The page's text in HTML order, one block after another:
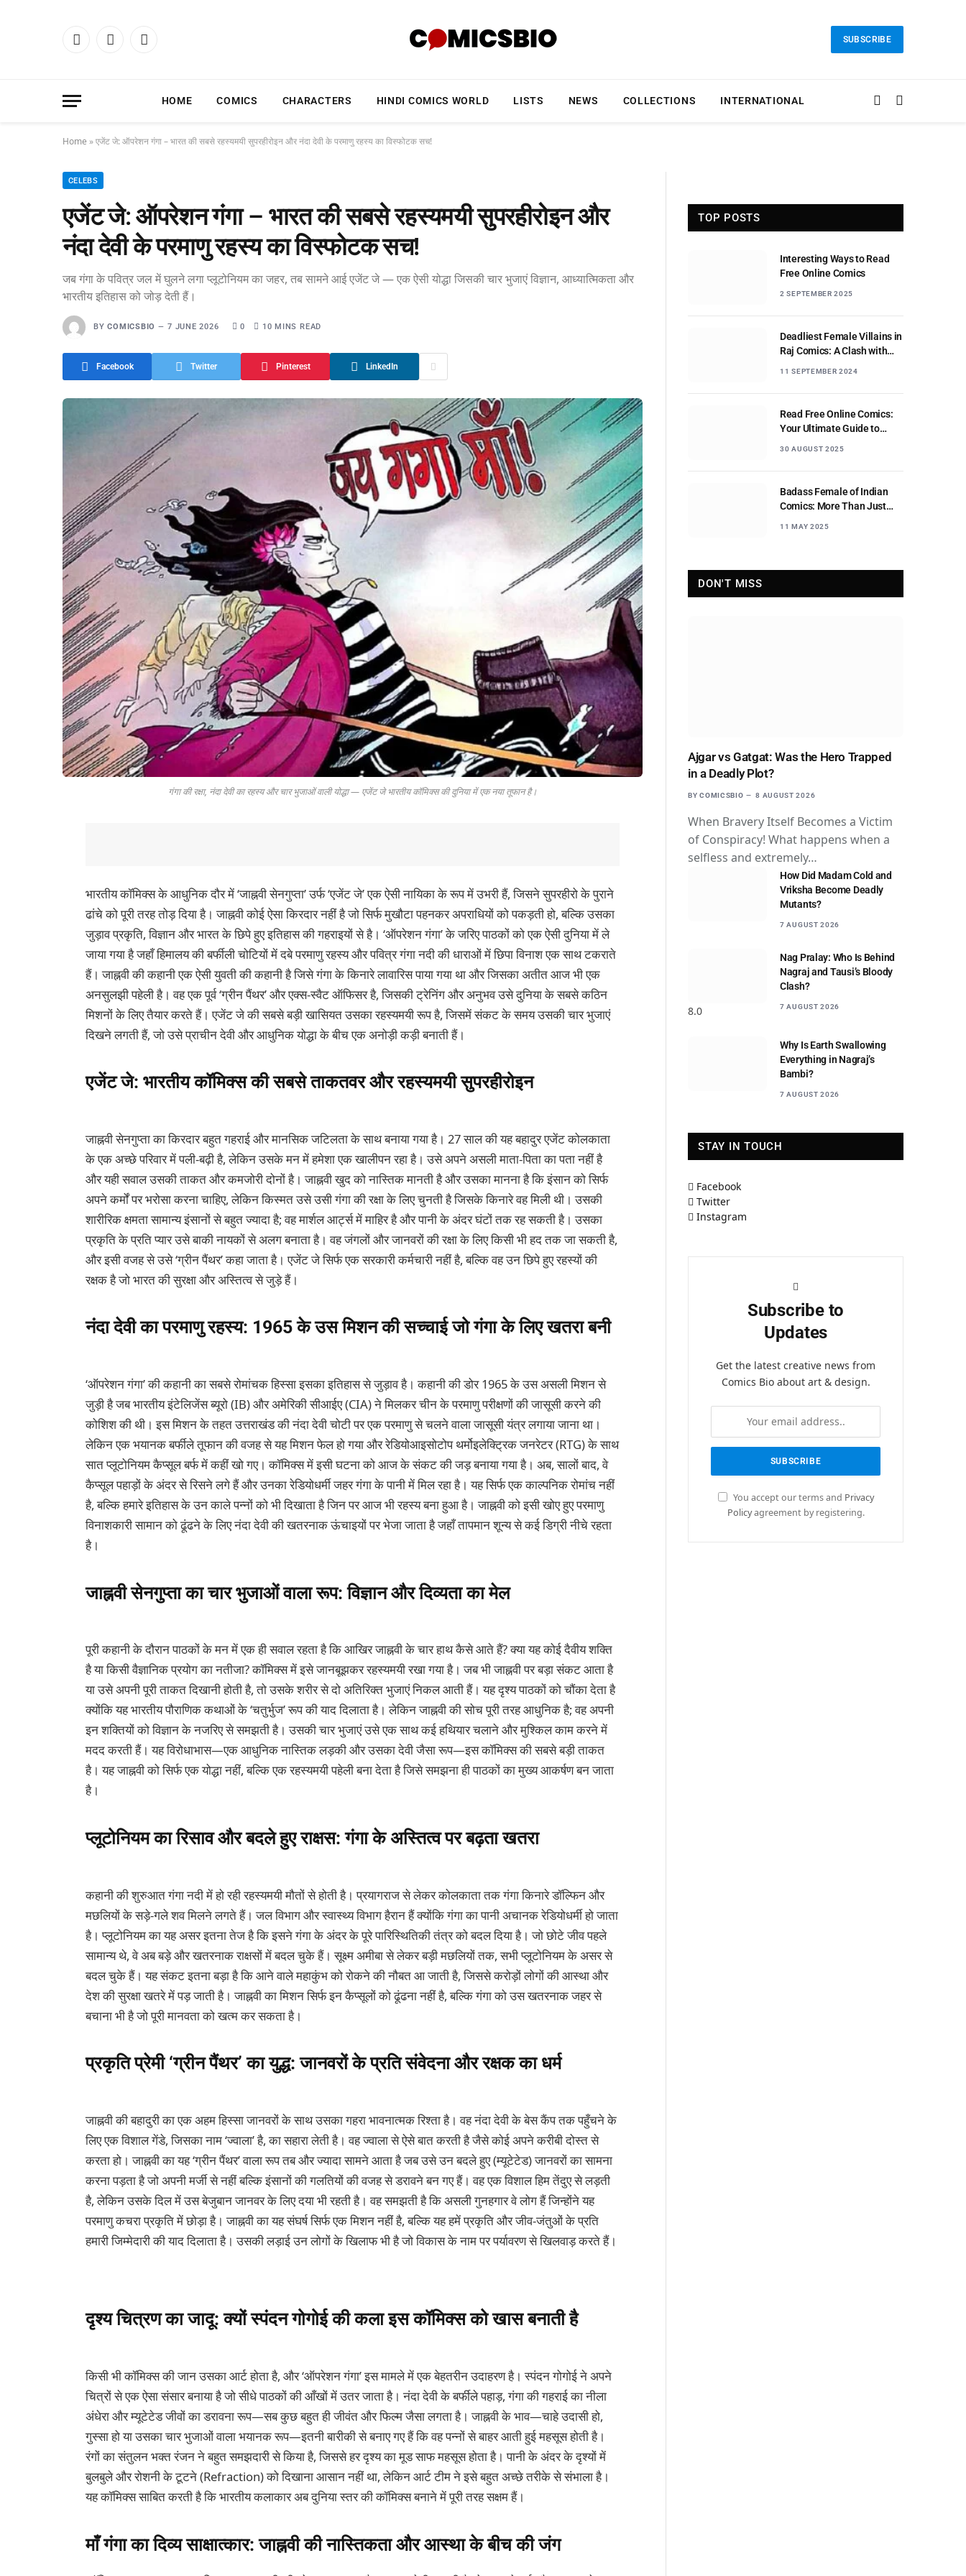
Facebook
X
Instagram SUBSCRIBE
HOME COMICS CHARACTERS HINDI COMICS WORLD LISTS NEWS COLLECTIONS INTERNATIONAL
Home »एजेंट जे: ऑपरेशन गंगा – भारत की सबसे रहस्यमयी सुपरहीरोइन और नंदा देवी के परमाणु रहस्य का विस्फोटक सच!
CELEBS
एजेंट जे: ऑपरेशन गंगा – भारत की सबसे रहस्यमयी सुपरहीरोइन और
नंदा देवी के परमाणु रहस्य का विस्फोटक सच!
जब गंगा के पवित्र जल में घुलने लगा प्लूटोनियम का जहर, तब सामने आई एजेंट जे — एक ऐसी योद्धा जिसकी चार भुजाएं विज्ञान, आध्यात्मिकता और
भारतीय इतिहास को जोड़ देती हैं।
BY COMICSBIO 7 JUNE 2026 0 10 MINS READ
Facebook Twitter Pinterest LinkedIn
गंगा की रक्षा, नंदा देवी का रहस्य और चार भुजाओं वाली योद्धा — एजेंट जे भारतीय कॉमिक्स की दुनिया में एक नया तूफान है।
भारतीय कॉमिक्स के आधुनिक दौर में ‘जाह्नवी सेनगुप्ता’ उर्फ ‘एजेंट जे’ एक ऐसी नायिका के रूप में उभरी हैं, जिसने सुपरहीरो के पुराने
ढांचे को पूरी तरह तोड़ दिया है। जाह्नवी कोई ऐसा किरदार नहीं है जो सिर्फ मुखौटा पहनकर अपराधियों को पकड़ती हो, बल्कि उसका
जुड़ाव प्रकृति, विज्ञान और भारत के छिपे हुए इतिहास की गहराइयों से है। ‘ऑपरेशन गंगा’ के जरिए पाठकों को एक ऐसी दुनिया में ले
जाया गया है जहाँ हिमालय की बर्फीली चोटियों में दबे परमाणु रहस्य और पवित्र गंगा नदी की धाराओं में छिपा विनाश एक साथ टकराते
हैं। जाह्नवी की कहानी एक ऐसी युवती की कहानी है जिसे गंगा के किनारे लावारिस पाया गया था और जिसका अतीत आज भी एक
अनसुलझी पहेली है। वह एक पूर्व ‘ग्रीन पैंथर’ और एक्स-स्वैट ऑफिसर है, जिसकी ट्रेनिंग और अनुभव उसे दुनिया के सबसे कठिन
मिशनों के लिए तैयार करते हैं। एजेंट जे की सबसे बड़ी खासियत उसका रहस्यमयी रूप है, जिसमें संकट के समय उसकी चार भुजाएं
दिखने लगती हैं, जो उसे प्राचीन देवी और आधुनिक योद्धा के बीच एक अनोड़ी कड़ी बनाती हैं।
एजेंट जे: भारतीय कॉमिक्स की सबसे ताकतवर और रहस्यमयी सुपरहीरोइन
जाह्नवी सेनगुप्ता का किरदार बहुत गहराई और मानसिक जटिलता के साथ बनाया गया है। 27 साल की यह बहादुर एजेंट कोलकाता
के एक अच्छे परिवार में पली-बढ़ी है, लेकिन उसके मन में हमेशा एक खालीपन रहा है। उसे अपने असली माता-पिता का पता नहीं है
और यही सवाल उसकी ताकत और कमजोरी दोनों है। जाह्नवी खुद को नास्तिक मानती है और उसका मानना है कि इंसान को सिर्फ
अपने कर्मों पर भरोसा करना चाहिए, लेकिन किस्मत उसे उसी गंगा की रक्षा के लिए चुनती है जिसके किनारे वह मिली थी। उसकी
शारीरिक क्षमता सामान्य इंसानों से बहुत ज्यादा है; वह मार्शल आर्ट्स में माहिर है और पानी के अंदर घंटों तक रह सकती है। उसका
प्रकृति के प्रति प्यार उसे बाकी नायकों से अलग बनाता है। वह जंगलों और जानवरों की रक्षा के लिए किसी भी हद तक जा सकती है,
और इसी वजह से उसे ‘ग्रीन पैंथर’ कहा जाता है। एजेंट जे सिर्फ एक सरकारी कर्मचारी नहीं है, बल्कि वह उन छिपे हुए रहस्यों की
रक्षक है जो भारत की सुरक्षा और अस्तित्व से जुड़े हैं।
नंदा देवी का परमाणु रहस्य: 1965 के उस मिशन की सच्चाई जो गंगा के लिए खतरा बनी
‘ऑपरेशन गंगा’ की कहानी का सबसे रोमांचक हिस्सा इसका इतिहास से जुड़ाव है। कहानी की डोर 1965 के उस असली मिशन से
जुड़ी है जब भारतीय इंटेलिजेंस ब्यूरो (IB) और अमेरिकी सीआईए (CIA) ने मिलकर चीन के परमाणु परीक्षणों की जासूसी करने की
कोशिश की थी। इस मिशन के तहत उत्तराखंड की नंदा देवी चोटी पर एक परमाणु से चलने वाला जासूसी यंत्र लगाया जाना था।
लेकिन एक भयानक बर्फीले तूफान की वजह से यह मिशन फेल हो गया और रेडियोआइसोटोप थर्मोइलेक्ट्रिक जनरेटर (RTG) के साथ
सात प्लूटोनियम कैप्सूल बर्फ में कहीं खो गए। कॉमिक्स में इसी घटना को आज के संकट की जड़ बनाया गया है। अब, सालों बाद, वे
कैप्सूल पहाड़ों के अंदर से रिसने लगे हैं और उनका रेडियोधर्मी जहर गंगा के पानी में मिल रहा है। यह सिर्फ एक काल्पनिक रोमांच नहीं
है, बल्कि हमारे इतिहास के उन काले पन्नों को भी दिखाता है जिन पर आज भी रहस्य बना हुआ है। जाह्नवी को इसी खोए हुए परमाणु
विनाशकारी सामान को ढूंढने के लिए नंदा देवी की खतरनाक ऊंचाइयों पर भेजा जाता है जहाँ तापमान शून्य से कई डिग्री नीचे रहता
है।
जाह्नवी सेनगुप्ता का चार भुजाओं वाला रूप: विज्ञान और दिव्यता का मेल
पूरी कहानी के दौरान पाठकों के मन में एक ही सवाल रहता है कि आखिर जाह्नवी के चार हाथ कैसे आते हैं? क्या यह कोई दैवीय शक्ति
है या किसी वैज्ञानिक प्रयोग का नतीजा? कॉमिक्स में इसे जानबूझकर रहस्यमयी रखा गया है। जब भी जाह्नवी पर बड़ा संकट आता है
या उसे अपनी पूरी ताकत दिखानी होती है, तो उसके शरीर से दो अतिरिक्त भुजाएं निकल आती हैं। यह दृश्य पाठकों को चौंका देता है
क्योंकि यह भारतीय पौराणिक कथाओं के ‘चतुर्भुज’ रूप की याद दिलाता है। लेकिन जाह्नवी की सोच पूरी तरह आधुनिक है; वह अपनी
इन शक्तियों को विज्ञान के नजरिए से समझती है। उसकी चार भुजाएं उसे एक साथ कई हथियार चलाने और मुश्किल काम करने में
मदद करती हैं। यह विरोधाभास—एक आधुनिक नास्तिक लड़की और उसका देवी जैसा रूप—इस कॉमिक्स की सबसे बड़ी ताकत
है। यह जाह्नवी को सिर्फ एक योद्धा नहीं, बल्कि एक रहस्यमयी पहेली बना देता है जिसे समझना ही पाठकों का मुख्य आकर्षण बन जाता
है।
प्लूटोनियम का रिसाव और बदले हुए राक्षस: गंगा के अस्तित्व पर बढ़ता खतरा
कहानी की शुरुआत गंगा नदी में हो रही रहस्यमयी मौतों से होती है। प्रयागराज से लेकर कोलकाता तक गंगा किनारे डॉल्फिन और
मछलियों के सड़े-गले शव मिलने लगते हैं। जल विभाग और स्वास्थ्य विभाग हैरान हैं क्योंकि गंगा का पानी अचानक रेडियोधर्मी हो जाता
है। प्लूटोनियम का यह असर इतना तेज है कि इसने गंगा के अंदर के पूरे पारिस्थितिकी तंत्र को बदल दिया है। जो छोटे जीव पहले
सामान्य थे, वे अब बड़े और खतरनाक राक्षसों में बदल चुके हैं। सूक्ष्म अमीबा से लेकर बड़ी मछलियों तक, सभी प्लूटोनियम के असर से
बदल चुके हैं। यह संकट इतना बड़ा है कि आने वाले महाकुंभ को रोकने की नौबत आ जाती है, जिससे करोड़ों लोगों की आस्था और
देश की सुरक्षा खतरे में पड़ जाती है। जाह्नवी का मिशन सिर्फ इन कैप्सूलों को ढूंढना नहीं है, बल्कि गंगा को उस खतरनाक जहर से
बचाना भी है जो पूरी मानवता को खत्म कर सकता है।
प्रकृति प्रेमी ‘ग्रीन पैंथर’ का युद्ध: जानवरों के प्रति संवेदना और रक्षक का धर्म
जाह्नवी की बहादुरी का एक अहम हिस्सा जानवरों के साथ उसका गहरा भावनात्मक रिश्ता है। वह नंदा देवी के बेस कैंप तक पहुँचने के
लिए एक विशाल गेंडे, जिसका नाम ‘ज्वाला’ है, का सहारा लेती है। वह ज्वाला से ऐसे बात करती है जैसे कोई अपने करीबी दोस्त से
करता हो। जाह्नवी का यह ‘ग्रीन पैंथर’ वाला रूप तब और ज्यादा सामने आता है जब उसे उन बदले हुए (म्यूटेटेड) जानवरों का सामना
करना पड़ता है जो अपनी मर्जी से नहीं बल्कि इंसानों की गलतियों की वजह से डरावने बन गए हैं। वह एक विशाल हिम तेंदुए से लड़ती
है, लेकिन उसके दिल में उस बेजुबान जानवर के लिए दया भी रहती है। वह समझती है कि असली गुनहगार वे लोग हैं जिन्होंने यह
परमाणु कचरा प्रकृति में छोड़ा है। जाह्नवी का यह संघर्ष सिर्फ एक मिशन नहीं है, बल्कि यह हमें प्रकृति और जीव-जंतुओं के प्रति
हमारी जिम्मेदारी की याद दिलाता है। उसकी लड़ाई उन लोगों के खिलाफ भी है जो विकास के नाम पर पर्यावरण से खिलवाड़ करते हैं।
दृश्य चित्रण का जादू: क्यों स्पंदन गोगोई की कला इस कॉमिक्स को खास बनाती है
किसी भी कॉमिक्स की जान उसका आर्ट होता है, और ‘ऑपरेशन गंगा’ इस मामले में एक बेहतरीन उदाहरण है। स्पंदन गोगोई ने अपने
चित्रों से एक ऐसा संसार बनाया है जो सीधे पाठकों की आँखों में उतर जाता है। नंदा देवी के बर्फीले पहाड़, गंगा की गहराई का नीला
अंधेरा और म्यूटेटेड जीवों का डरावना रूप—सब कुछ बहुत ही जीवंत और फिल्म जैसा लगता है। जाह्नवी के भाव—चाहे उदासी हो,
गुस्सा हो या उसका चार भुजाओं वाला भयानक रूप—इतनी बारीकी से बनाए गए हैं कि वह पन्नों से बाहर आती हुई महसूस होती है।
रंगों का संतुलन भक्त रंजन ने बहुत समझदारी से किया है, जिससे हर दृश्य का मूड साफ महसूस होता है। पानी के अंदर के दृश्यों में
बुलबुले और रोशनी के टूटने (Refraction) को दिखाना आसान नहीं था, लेकिन आर्ट टीम ने इसे बहुत अच्छे तरीके से संभाला है।
यह कॉमिक्स साबित करती है कि भारतीय कलाकार अब दुनिया स्तर की कॉमिक्स बनाने में पूरी तरह सक्षम हैं।
माँ गंगा का दिव्य साक्षात्कार: जाह्नवी की नास्तिकता और आस्था के बीच की जंग
TOP POSTS
Interesting Ways to Read
Free Online Comics
2 SEPTEMBER 2025
Deadliest Female Villains in
Raj Comics: A Clash with
11 SEPTEMBER 2024
Read Free Online Comics:
Your Ultimate Guide to
30 AUGUST 2025
Badass Female of Indian
Comics: More Than Just
11 MAY 2025
DON'T MISS
Ajgar vs Gatgat: Was the Hero Trapped
in a Deadly Plot?
BY COMICSBIO 8 AUGUST 2026
When Bravery Itself Becomes a Victim
of Conspiracy! What happens when a
selfless and extremely…
How Did Madam Cold and
Vriksha Become Deadly
Mutants?
7 AUGUST 2026
8.0
Nag Pralay: Who Is Behind
Nagraj and Tausi’s Bloody
Clash?
7 AUGUST 2026
Why Is Earth Swallowing
Everything in Nagraj’s
Bambi?
7 AUGUST 2026
STAY IN TOUCH
Facebook
Twitter
Instagram
Subscribe to
Updates
Get the latest creative news from
Comics Bio about art & design.
You accept our terms and Privacy
Policyagreement by registering.